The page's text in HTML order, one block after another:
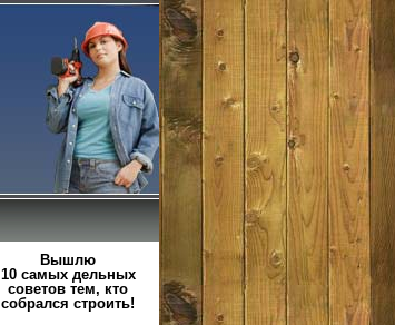
Вышлю
10 самых дельных
советов тем, кто
собрался строить!